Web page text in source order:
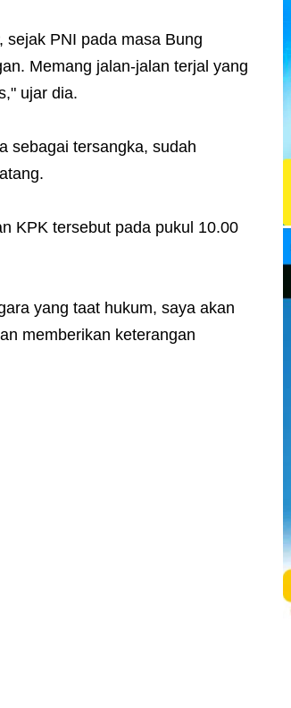
sejak PNI pada masa Bung
Memang jalan-jalan terjal yang
ujar dia.
sebagai tersangka, sudah
KPK tersebut pada pukul 10.00
yang taat hukum, saya akan
memberikan keterangan